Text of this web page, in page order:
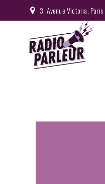
3, Avenue Victoria, Paris